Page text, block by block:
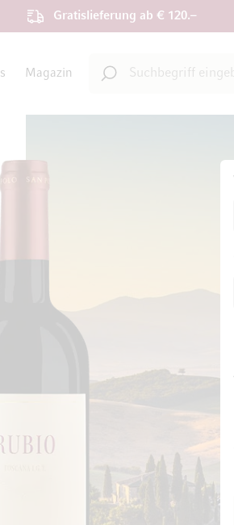
Gratislieferung ab € 120.–
Magazin
Suche
Zum Anfang der